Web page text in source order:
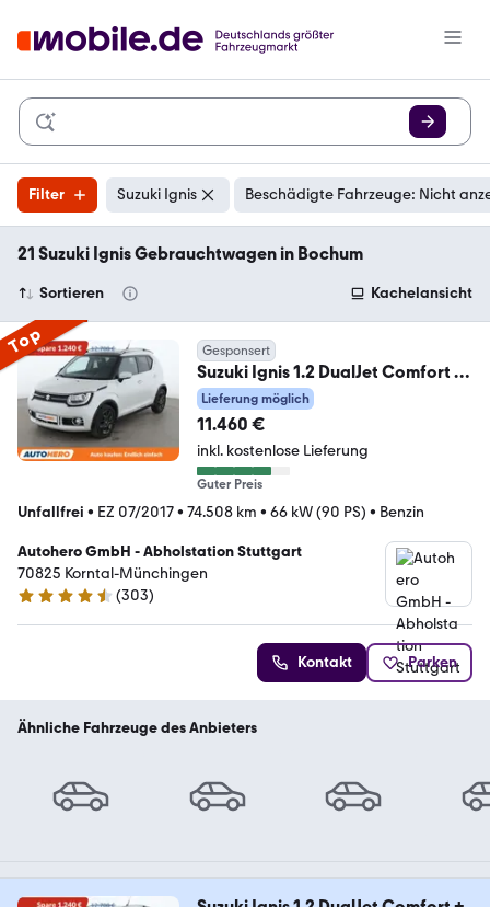
Filter Suzuki Ignis Beschädigte Fahrzeuge: Nicht
21 Suzuki Ignis Gebrauchtwagen in Bochum
Sortieren Kachelansicht
Top Gesponsert
Suzuki Ignis 1.2 DualJet Comfort +
4x4*NAVI*TEMPO*CAM*
Lieferung möglich
11.460 €
inkl. kostenlose Lieferung
Guter Preis
Unfallfrei • EZ 07/2017• 74.508 km • 66 kW (90 PS) • Benzin
Autohero GmbH - Abholstation Stuttgart
70825 Korntal-Münchingen
4.4 Sterne
(303)
Kontakt Parken
Ähnliche Fahrzeuge des Anbieters